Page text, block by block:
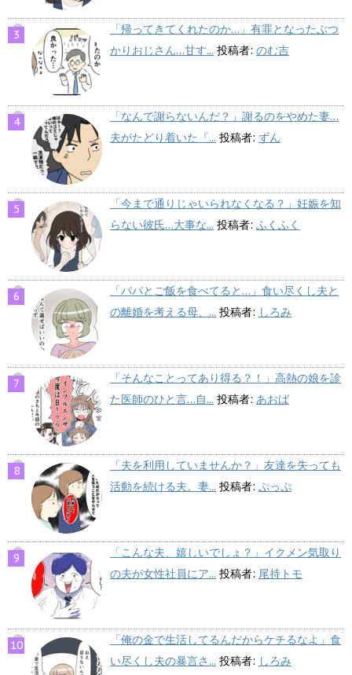
「帰ってきてくれたのか…」有罪となったぶつ
かりおじさん…甘す... 投稿者: のむ吉
「なんで謝らないんだ？」謝るのをやめた妻…
夫がたどり着いた『... 投稿者: ずん
「今まで通りじゃいられなくなる？」妊娠を知
らない彼氏…大事な... 投稿者: ふくふく
「パパとご飯を食べてると…」食い尽くし夫と
の離婚を考える母、... 投稿者: しろみ
「そんなことってあり得る？！」高熱の娘を診
た医師のひと言…自... 投稿者: あおば
「夫を利用していませんか？」友達を失っても
活動を続ける夫。妻... 投稿者: ぷっぷ
「こんな夫、嬉しいでしょ？」イクメン気取り
の夫が女性社員にア... 投稿者: 尾持トモ
「俺の金で生活してるんだからケチるなよ」食
い尽くし夫の暴言さ... 投稿者: しろみ